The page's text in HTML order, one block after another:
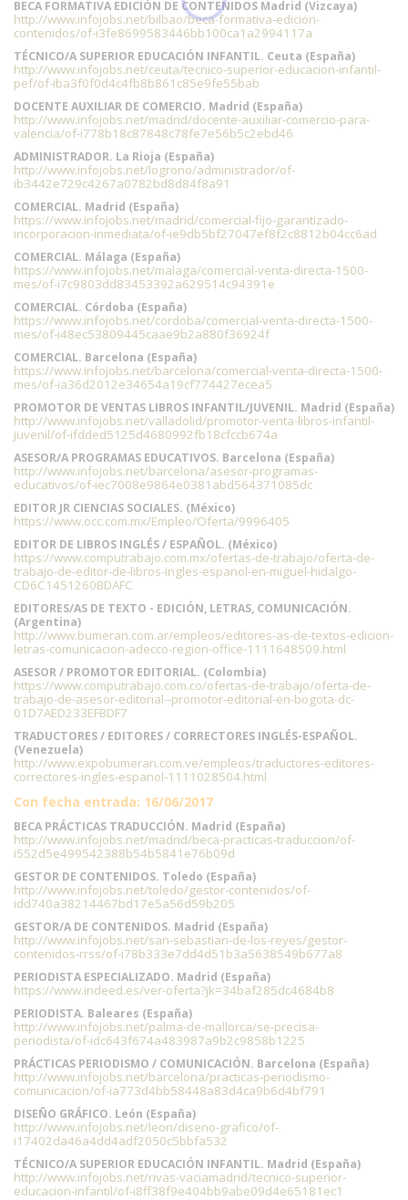
BECA FORMATIVA EDICIÓN DE CONTENIDOS Madrid (Vizcaya)
http://www.infojobs.net/bilbao/beca-formativa-edicion-
contenidos/of-i3fe8699583446bb100ca1a2994117a
TÉCNICO/A SUPERIOR EDUCACIÓN INFANTIL. Ceuta (España)
http://www.infojobs.net/ceuta/tecnico-superior-educacion-infantil-
pef/of-iba3f0f0d4c4fb8b861c85e9fe55bab
DOCENTE AUXILIAR DE COMERCIO. Madrid (España)
http://www.infojobs.net/madrid/docente-auxiliar-comercio-para-
valencia/of-i778b18c87848c78fe7e56b5c2ebd46
ADMINISTRADOR. La Rioja (España)
http://www.infojobs.net/logrono/administrador/of-
ib3442e729c4267a0782bd8d84f8a91
COMERCIAL. Madrid (España)
https://www.infojobs.net/madrid/comercial-fijo-garantizado-
incorporacion-inmediata/of-ie9db5bf27047ef8f2c8812b04cc6ad
COMERCIAL. Málaga (España)
https://www.infojobs.net/malaga/comercial-venta-directa-1500-
mes/of-i7c9803dd83453392a629514c94391e
COMERCIAL. Córdoba (España)
https://www.infojobs.net/cordoba/comercial-venta-directa-1500-
mes/of-i48ec53809445caae9b2a880f36924f
COMERCIAL. Barcelona (España)
https://www.infojobs.net/barcelona/comercial-venta-directa-1500-
mes/of-ia36d2012e34654a19cf774427ecea5
PROMOTOR DE VENTAS LIBROS INFANTIL/JUVENIL. Madrid (España)
http://www.infojobs.net/valladolid/promotor-venta-libros-infantil-
juvenil/of-ifdded5125d4680992fb18cfccb674a
ASESOR/A PROGRAMAS EDUCATIVOS. Barcelona (España)
http://www.infojobs.net/barcelona/asesor-programas-
educativos/of-iec7008e9864e0381abd564371085dc
EDITOR JR CIENCIAS SOCIALES. (México)
https://www.occ.com.mx/Empleo/Oferta/9996405
EDITOR DE LIBROS INGLÉS / ESPAÑOL. (México)
https://www.computrabajo.com.mx/ofertas-de-trabajo/oferta-de-
trabajo-de-editor-de-libros-ingles-espanol-en-miguel-hidalgo-
CD6C1451260BDAFC
EDITORES/AS DE TEXTO - EDICIÓN, LETRAS, COMUNICACIÓN.
(Argentina)
http://www.bumeran.com.ar/empleos/editores-as-de-textos-edicion-
letras-comunicacion-adecco-region-office-1111648509.html
ASESOR / PROMOTOR EDITORIAL. (Colombia)
https://www.computrabajo.com.co/ofertas-de-trabajo/oferta-de-
trabajo-de-asesor-editorial--promotor-editorial-en-bogota-dc-
01D7AED233EFBDF7
TRADUCTORES / EDITORES / CORRECTORES INGLÉS-ESPAÑOL.
(Venezuela)
http://www.expobumeran.com.ve/empleos/traductores-editores-
correctores-ingles-espanol-1111028504.html
Con fecha entrada: 16/06/2017
BECA PRÁCTICAS TRADUCCIÓN. Madrid (España)
http://www.infojobs.net/madrid/beca-practicas-traduccion/of-
i552d5e499542388b54b5841e76b09d
GESTOR DE CONTENIDOS. Toledo (España)
http://www.infojobs.net/toledo/gestor-contenidos/of-
idd740a38214467bd17e5a56d59b205
GESTOR/A DE CONTENIDOS. Madrid (España)
http://www.infojobs.net/san-sebastian-de-los-reyes/gestor-
contenidos-rrss/of-i78b333e7dd4d51b3a5638549b677a8
PERIODISTA ESPECIALIZADO. Madrid (España)
https://www.indeed.es/ver-oferta?jk=34baf285dc4684b8
PERIODISTA. Baleares (España)
http://www.infojobs.net/palma-de-mallorca/se-precisa-
periodista/of-idc643f674a483987a9b2c9858b1225
PRÁCTICAS PERIODISMO / COMUNICACIÓN. Barcelona (España)
http://www.infojobs.net/barcelona/practicas-periodismo-
comunicacion/of-ia773d4bb58448a83d4ca9b6d4bf791
DISEÑO GRÁFICO. León (España)
http://www.infojobs.net/leon/diseno-grafico/of-
i17402da46a4dd4adf2050c5bbfa532
TÉCNICO/A SUPERIOR EDUCACIÓN INFANTIL. Madrid (España)
http://www.infojobs.net/rivas-vaciamadrid/tecnico-superior-
educacion-infantil/of-i8ff38f9e404bb9abe09d4e65181ec1